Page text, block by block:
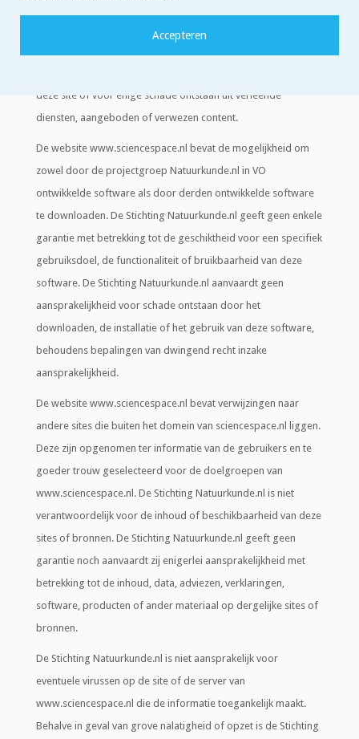
deze site of voor enige schade ontstaan uit verleende
diensten, aangeboden of verwezen content.
De website www.sciencespace.nl bevat de mogelijkheid om
zowel door de projectgroep Natuurkunde.nl in VO
ontwikkelde software als door derden ontwikkelde software
te downloaden. De Stichting Natuurkunde.nl geeft geen enkele
garantie met betrekking tot de geschiktheid voor een specifiek
gebruiksdoel, de functionaliteit of bruikbaarheid van deze
software. De Stichting Natuurkunde.nl aanvaardt geen
aansprakelijkheid voor schade ontstaan door het
downloaden, de installatie of het gebruik van deze software,
behoudens bepalingen van dwingend recht inzake
aansprakelijkheid.
De website www.sciencespace.nl bevat verwijzingen naar
andere sites die buiten het domein van sciencespace.nl liggen.
Deze zijn opgenomen ter informatie van de gebruikers en te
goeder trouw geselecteerd voor de doelgroepen van
www.sciencespace.nl. De Stichting Natuurkunde.nl is niet
verantwoordelijk voor de inhoud of beschikbaarheid van deze
sites of bronnen. De Stichting Natuurkunde.nl geeft geen
garantie noch aanvaardt zij enigerlei aansprakelijkheid met
betrekking tot de inhoud, data, adviezen, verklaringen,
software, producten of ander materiaal op dergelijke sites of
bronnen.
De Stichting Natuurkunde.nl is niet aansprakelijk voor
eventuele virussen op de site of de server van
www.sciencespace.nl die de informatie toegankelijk maakt.
Behalve in geval van grove nalatigheid of opzet is de Stichting